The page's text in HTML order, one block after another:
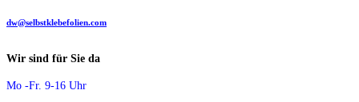
dw@selbstklebefolien.com
Wir sind für Sie da
Mo -Fr. 9-16 Uhr